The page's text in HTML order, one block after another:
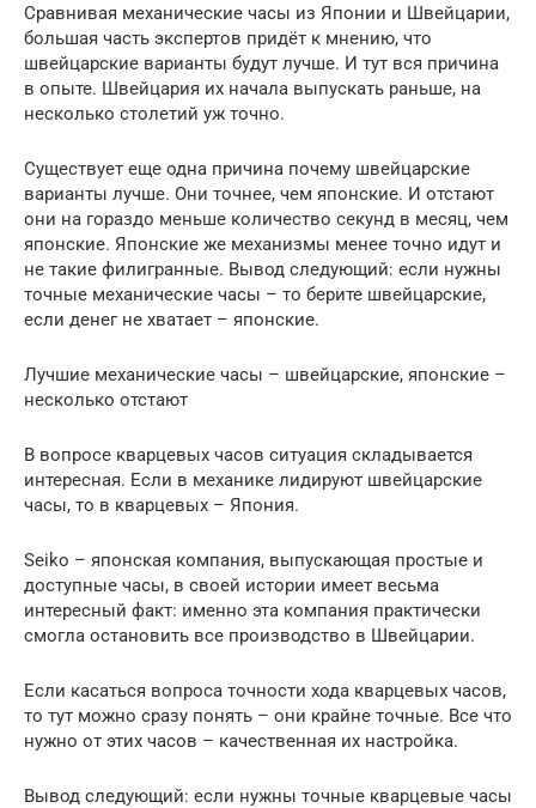
Сравнивая механические часы из Японии и Швейцарии,
большая часть экспертов придёт к мнению, что
швейцарские варианты будут лучше. И тут вся причина
в опыте. Швейцария их начала выпускать раньше, на
несколько столетий уж точно.
Существует еще одна причина почему швейцарские
варианты лучше. Они точнее, чем японские. И отстают
они на гораздо меньше количество секунд в месяц, чем
японские. Японские же механизмы менее точно идут и
не такие филигранные. Вывод следующий: если нужны
точные механические часы – то берите швейцарские,
если денег не хватает – японские.
Лучшие механические часы – швейцарские, японские –
несколько отстают
В вопросе кварцевых часов ситуация складывается
интересная. Если в механике лидируют швейцарские
часы, то в кварцевых – Япония.
Seiko – японская компания, выпускающая простые и
доступные часы, в своей истории имеет весьма
интересный факт: именно эта компания практически
смогла остановить все производство в Швейцарии.
Если касаться вопроса точности хода кварцевых часов,
то тут можно сразу понять – они крайне точные. Все что
нужно от этих часов – качественная их настройка.
Вывод следующий: если нужны точные кварцевые часы